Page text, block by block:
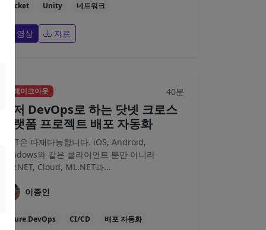
Socket Unity 네트워크
영상 자료
브레이크아웃 40분
애저 DevOps로 하는 닷넷 크로스
플랫폼 프로젝트 배포 자동화
.NET은 다재다능합니다. iOS, Android,
Windows와 같은 클라이언트 뿐만 아니라
ASP.NET, Cloud, ML.NET과...
이종인
Azure DevOps CI/CD 배포 자동화